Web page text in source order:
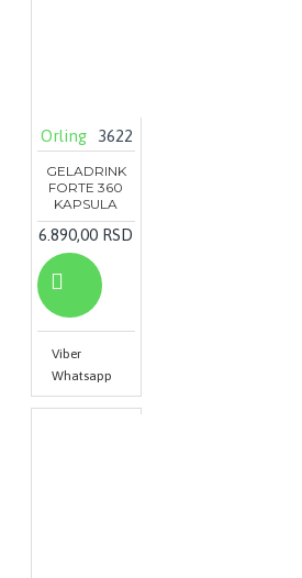
Orling 3622
GELADRINK
FORTE 360
KAPSULA
6.890,00 RSD
Viber
Whatsapp